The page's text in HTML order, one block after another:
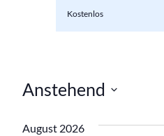
Kostenlos
Anstehend
wählen.
August 2026